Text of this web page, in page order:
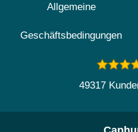
Allgemeine
Geschäftsbedingungen
49317